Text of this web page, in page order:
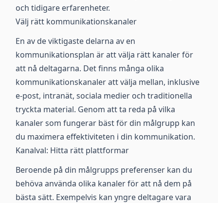
och tidigare erfarenheter.
Välj rätt kommunikationskanaler
En av de viktigaste delarna av en
kommunikationsplan är att välja rätt kanaler för
att nå deltagarna. Det finns många olika
kommunikationskanaler att välja mellan, inklusive
e-post, intranät, sociala medier och traditionella
tryckta material. Genom att ta reda på vilka
kanaler som fungerar bäst för din målgrupp kan
du maximera effektiviteten i din kommunikation.
Kanalval: Hitta rätt plattformar
Beroende på din målgrupps preferenser kan du
behöva använda olika kanaler för att nå dem på
bästa sätt. Exempelvis kan yngre deltagare vara